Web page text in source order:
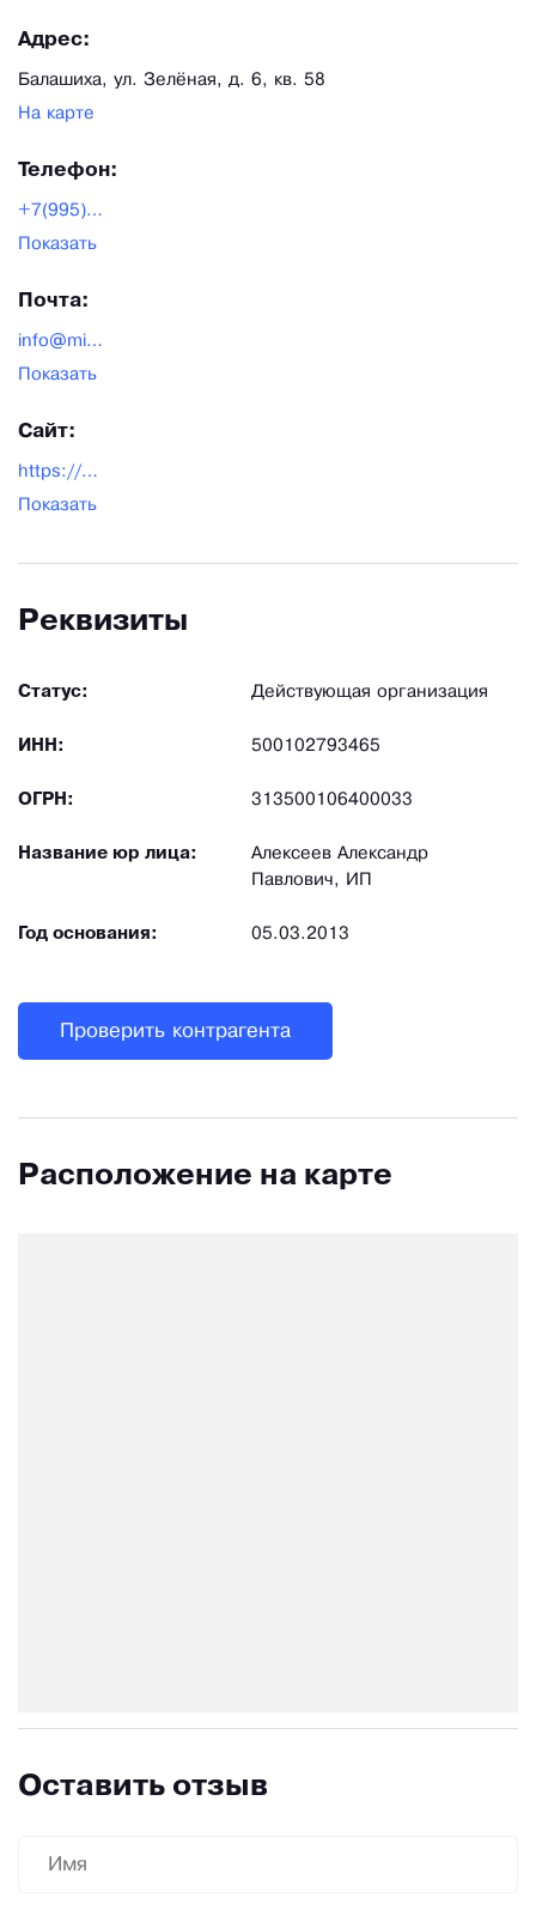
Адрес:
Балашиха, ул. Зелёная, д. 6, кв. 58
На карте
Телефон:
+7(995)658-26-06
Показать
Почта:
info@mirfetra.ru
Показать
Сайт:
https://mirfetra.ru/
Показать
Реквизиты
Статус: Действующая организация
ИНН: 500102793465
ОГРН: 313500106400033
Название юр лица:
Алексеев Александр
Павлович, ИП
Год основания: 05.03.2013
Проверить контрагента
Расположение на карте
Оставить отзыв